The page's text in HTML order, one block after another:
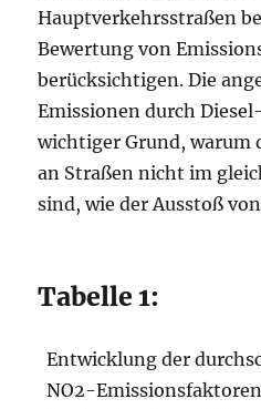
Hauptverkehrsstraßen
Bewertung von
berücksichtigen. Die
Emissionen durch
wichtiger Grund, warum
an Straßen nicht im
sind, wie der Ausstoß
Tabelle 1:
Entwicklung der
NO2-